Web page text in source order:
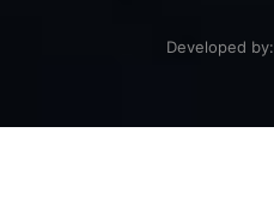
Developed by: